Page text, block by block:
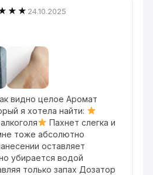
24.10.2025
видно целое Аромат
я хотела найти:
Пахнет слегка и
тоже абсолютно
оставляет
убирается водой
только запах Дозатор